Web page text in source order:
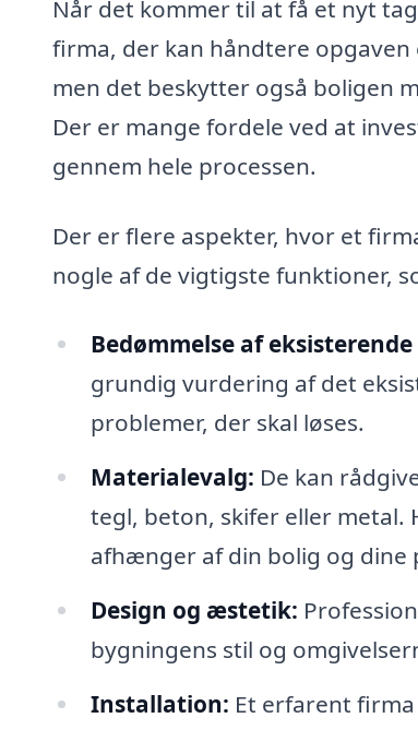
Når det kommer til at få et nyt
firma, der kan håndtere
men det beskytter også boligen
Der er mange fordele ved at
gennem hele processen.
Der er flere aspekter, hvor et
nogle af de vigtigste funktioner,
Bedømmelse af
grundig vurdering af det
problemer, der skal løses.
Materialevalg: De kan
tegl, beton, skifer eller metal.
afhænger af din bolig og dine
Design og æstetik:
bygningens stil og
Installation: Et erfarent